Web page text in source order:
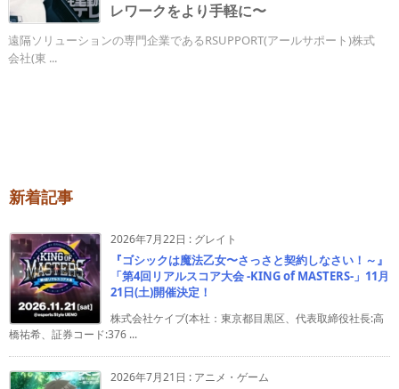
レワークをより手軽に〜
遠隔ソリューションの専門企業であるRSUPPORT(アールサポート)株式
会社(東 ...
新着記事
2026年7月22日 : グレイト
『ゴシックは魔法乙女〜さっさと契約しなさい！～』
「第4回リアルスコア大会 -KING of MASTERS-」11月
21日(土)開催決定！
株式会社ケイブ(本社：東京都目黒区、代表取締役社長:高
橋祐希、証券コード:376 ...
2026年7月21日 : アニメ・ゲーム